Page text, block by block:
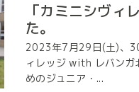
「カミニシヴィ
た。
2023年7月29日(土)、
ィレッジ with レバンガ
めのジュニア・...